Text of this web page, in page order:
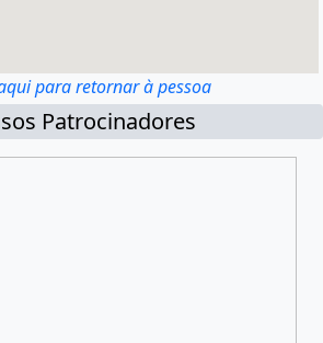
para retornar à pessoa
Patrocinadores